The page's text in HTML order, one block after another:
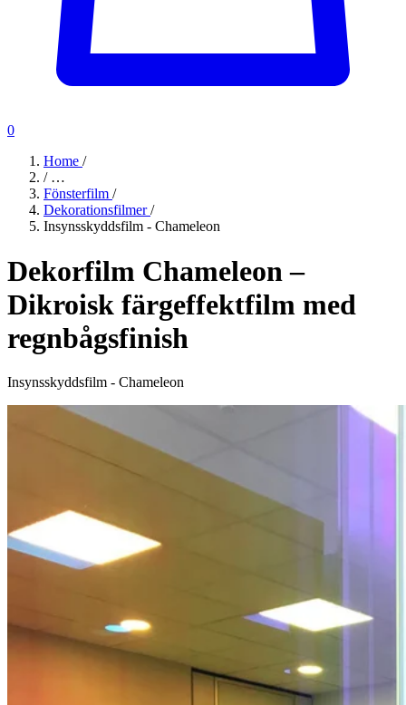
0
Home /
/ …
Fönsterfilm /
Dekorationsfilmer/
Insynsskyddsfilm - Chameleon
Dekorfilm Chameleon –
Dikroisk färgeffektfilm med
regnbågsfinish
Insynsskyddsfilm - Chameleon